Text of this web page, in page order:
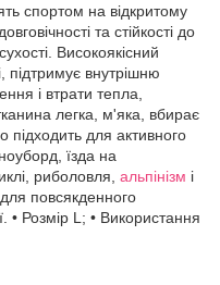
спортом на відкритому
та стійкості до
Високоякісний
підтримує внутрішню
і втрати тепла,
легка, м'яка, вбирає
підходить для активного
їзда на
риболовля, альпінізм і
повсякденного
• Розмір L; • Використання